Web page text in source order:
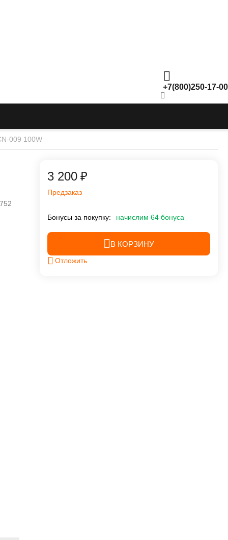
+7(800)250-17-00
009 100W
3 200 ₽
Предзаказ
Бонусы за покупку: начислим 64 бонуса
В КОРЗИНУ
Отложить